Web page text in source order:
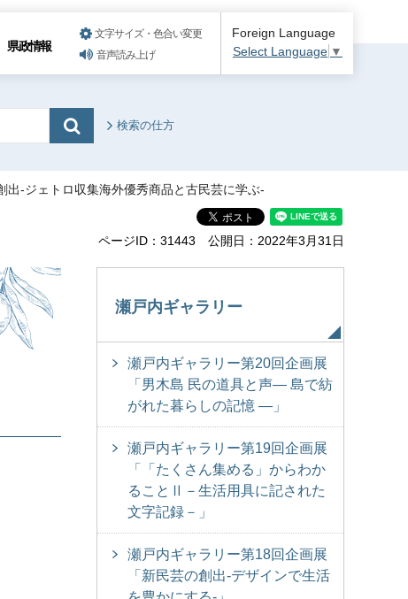
県政情報
文字サイズ・色合い変更
音声読み上げ
Foreign Language
Select Language ▼
検索の仕方
出-ジェトロ収集海外優秀商品と古民芸に学ぶ-
ページID：31443 公開日：2022年3月31日
瀬戸内ギャラリー
瀬戸内ギャラリー第20回企画展
「男木島 民の道具と声― 島で紡
がれた暮らしの記憶 ―」
瀬戸内ギャラリー第19回企画展
「「たくさん集める」からわか
ることⅡ－生活用具に記された
文字記録－」
瀬戸内ギャラリー第18回企画展
「新民芸の創出‐デザインで生活